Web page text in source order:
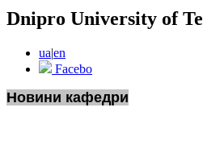
Dnipro University of
ua|en
Facebo
Новини кафедри